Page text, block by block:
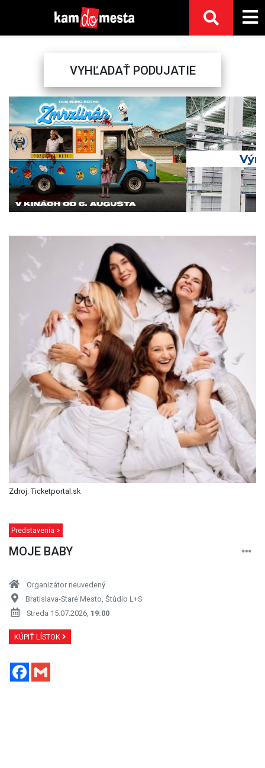
VYHĽADAŤ PODUJATIE
Previous Next
Zdroj: Ticketportal.sk
Predstavenia >
MOJE BABY
Organizátor neuvedený
Bratislava-Staré Mesto, Štúdio L+S
Streda 15.07.2026, 19:00
KÚPIŤ LÍSTOK
Facebook